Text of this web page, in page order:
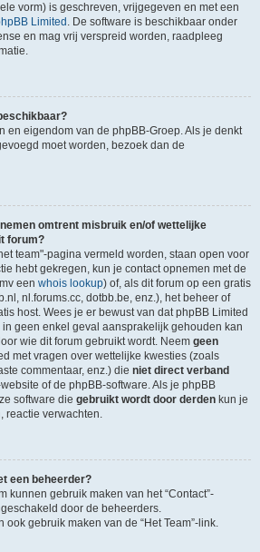
vorm) is geschreven, vrijgegeven en met een
Limited . De software is beschikbaar onder
en mag vrij verspreid worden, raadpleeg
en eigendom van de phpBB-Groep. Als je denkt
moet worden, bezoek dan de
omtrent misbruik en/of wettelijke
forum?
team"-pagina vermeld worden, staan open voor
hebt gekregen, kun je contact opnemen met de
een whois lookup) of, als dit forum op een gratis
nl.forums.cc, dotbb.be, enz.), het beheer of
host. Wees je er bewust van dat phpBB Limited
in geen enkel geval aansprakelijk gehouden kan
wie dit forum gebruikt wordt. Neem geen
met vragen over wettelijke kwesties (zoals
commentaar, enz.) die niet direct verband
of de phpBB-software. Als je phpBB
software die gebruikt wordt door derden kun je
reactie verwachten.
een beheerder?
kunnen gebruik maken van het “Contact”-
door de beheerders.
ook gebruik maken van de “Het Team”-link.